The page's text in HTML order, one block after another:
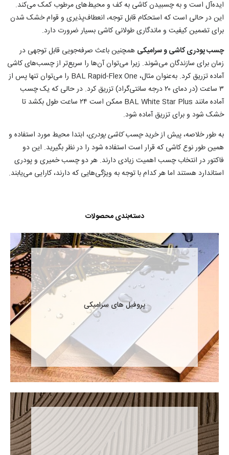
ایده‌آل است و به چسبیدن کاشی به کف و محیط‌‌های مرطوب کمک ‌می‌کند.
این در حالی است که استحکام قابل توجه، انعطاف‌پذیری و قوام خشک شدن
برای تضمین کیفیت و ماندگاری طولانی کاشی بسیار ضرورت دارد.
چسب پودری کاشی و سرامیکی همچنین باعث صرفه‌جویی قابل توجهی در
زمان برای سازندگان می‌شوند. زیرا می‌توان آن‌ها را سریع‌تر از چسب‌های کاشی
آماده تزریق کرد. به‌عنوان مثال، BAL Rapid-Flex One را ‌می‌توان تنها پس از
۳ ساعت (در دمای ۲۰ درجه سانتی‌گراد) تزریق کرد. در حالی که یک چسب
آماده مانند BAL White Star Plus ممکن است ۲۴ ساعت طول بکشد تا
خشک شود و برای تزریق آماده شود.
به طور خلاصه، پیش از خریدچسب کاشی پودری، ابتدا محیط مورد استفاده و
همین طور نوع کاشی که قرار است استفاده شود را در نظر بگیرید. این دو
فاکتور در انتخاب چسب اهمیت زیادی دارند. هر دو چسب خمیری و پودری
استاندارد هستند اما هر کدام با توجه به ویژگی‌هایی که دارند، کارایی می‌یابند.
دسته‌بندی محصولات
پروفیل های سرامیکی